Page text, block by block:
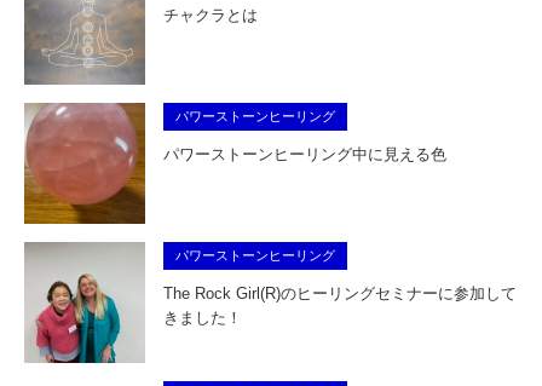
チャクラとは
パワーストーンヒーリング
パワーストーンヒーリング中に見える色
パワーストーンヒーリング
The Rock Girl(R)のヒーリングセミナーに参加して
きました！